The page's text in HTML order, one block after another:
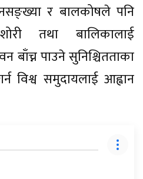
र बालकोषले पनि
तथा बालिकालाई
बाँच्न पाउने सुनिश्चितताका
विश्व समुदायलाई आह्वान